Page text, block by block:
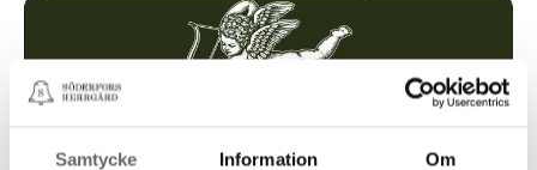
Samtycke Information Om